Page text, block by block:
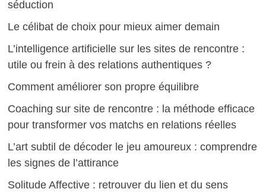
séduction
Le célibat de choix pour mieux aimer demain
L’intelligence artificielle sur les sites de rencontre :
utile ou frein à des relations authentiques ?
Comment améliorer son propre équilibre
Coaching sur site de rencontre : la méthode efficace
pour transformer vos matchs en relations réelles
L’art subtil de décoder le jeu amoureux : comprendre
les signes de l’attirance
Solitude Affective : retrouver du lien et du sens